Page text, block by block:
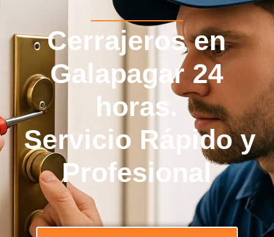
Cerrajeros en
Galapagar 24
horas.
Servicio Rápido y
Profesional